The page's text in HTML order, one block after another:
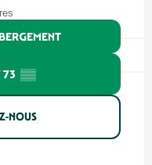
73 ▒▒
NOUS